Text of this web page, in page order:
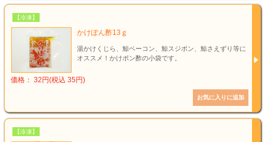
【冷凍】
かけぽん酢13ｇ
湯かけくじら、鯨ベーコン、鯨スジポン、鯨さえずり等に
オススメ！かけポン酢の小袋です。
価格： 32円(税込 35円)
【冷凍】